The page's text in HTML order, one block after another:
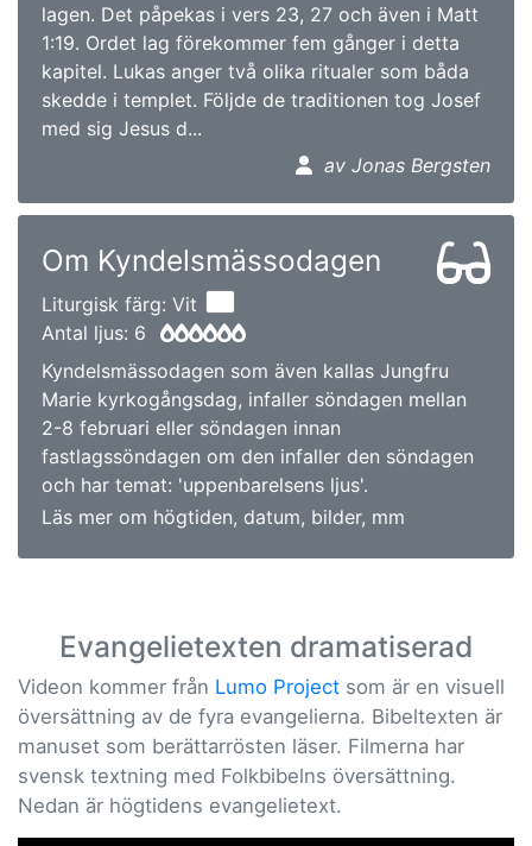
lagen. Det påpekas i vers 23, 27 och även i Matt
1:19. Ordet lag förekommer fem gånger i detta
kapitel. Lukas anger två olika ritualer som båda
skedde i templet. Följde de traditionen tog Josef
med sig Jesus d...
av Jonas Bergsten
Om Kyndelsmässodagen
Liturgisk färg: Vit
Antal ljus: 6
Kyndelsmässodagen som även kallas Jungfru
Marie kyrkogångsdag, infaller söndagen mellan
2-8 februari eller söndagen innan
fastlagssöndagen om den infaller den söndagen
och har temat: 'uppenbarelsens ljus'.
Läs mer om högtiden, datum, bilder, mm
Evangelietexten dramatiserad
Videon kommer från Lumo Project som är en visuell
översättning av de fyra evangelierna. Bibeltexten är
manuset som berättarrösten läser. Filmerna har
svensk textning med Folkbibelns översättning.
Nedan är högtidens evangelietext.